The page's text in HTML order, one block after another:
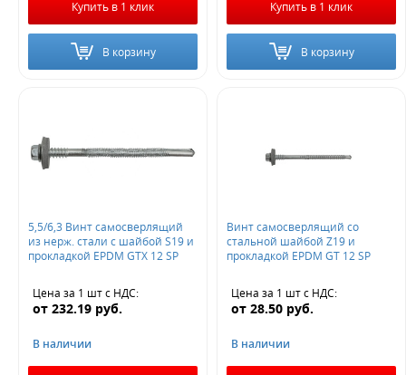
Купить в 1 клик
В корзину
Купить в 1 клик
В корзину
5,5/6,3 Винт самосверлящий
из нерж. стали с шайбой S19 и
прокладкой EPDM GTX 12 SP
Цена за 1 штс НДС:
от 232.19 руб.
В наличии
Винт самосверлящий со
стальной шайбой Z19 и
прокладкой EPDM GT 12 SP
Цена за 1 штс НДС:
от 28.50 руб.
В наличии